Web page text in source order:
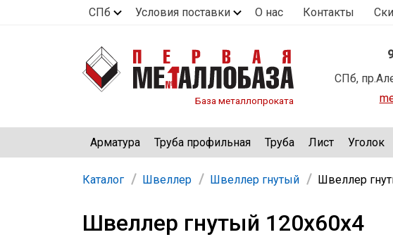
СПб Условия поставки О нас Контакты
База металлопроката
СПб,
Арматура Труба профильная Труба Лист Уголок
Каталог Швеллер Швеллер гнутый Швеллер
Швеллер гнутый 120х60х4